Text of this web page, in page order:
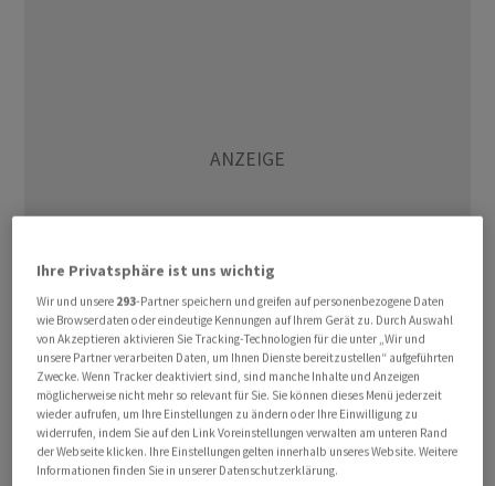
Srishti Gupta übernimmt per 1. Juli den CEO-Posten
beim BiotechunternehmenIdorsia. Sie folgt damit auf
André Muller, der als früherer Finanzchef den CEO-
Posten erst vor rund einem Jahr von Gründer Jean-Paul
Clozel übernommen hatte. Muller bleibe aber noch in
Ihre Privatsphäre ist uns wichtig
Wir und unsere 293-Partner speichern und greifen auf personenbezogene Daten
wie Browserdaten oder eindeutige Kennungen auf Ihrem Gerät zu. Durch Auswahl
von Akzeptieren aktivieren Sie Tracking-Technologien für die unter „Wir und
unsere Partner verarbeiten Daten, um Ihnen Dienste bereitzustellen“ aufgeführten
Zwecke. Wenn Tracker deaktiviert sind, sind manche Inhalte und Anzeigen
möglicherweise nicht mehr so relevant für Sie. Sie können dieses Menü jederzeit
wieder aufrufen, um Ihre Einstellungen zu ändern oder Ihre Einwilligung zu
widerrufen, indem Sie auf den Link Voreinstellungen verwalten am unteren Rand
der Webseite klicken. Ihre Einstellungen gelten innerhalb unseres Website. Weitere
Informationen finden Sie in unserer Datenschutzerklärung.